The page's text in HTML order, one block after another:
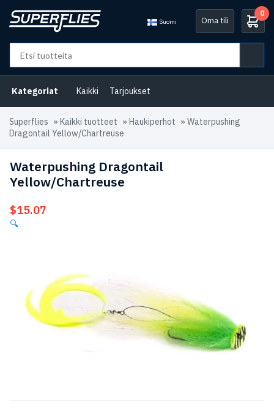
Suomi Oma tili
0
Kategoriat Kaikki Tarjoukset
Superflies » Kaikki tuotteet » Haukiperhot » Waterpushing
Dragontail Yellow/Chartreuse
Waterpushing Dragontail
Yellow/Chartreuse
$15.07
🔍